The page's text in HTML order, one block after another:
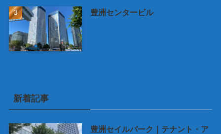
豊洲センタービル
新着記事
豊洲セイルパーク｜テナント・ア